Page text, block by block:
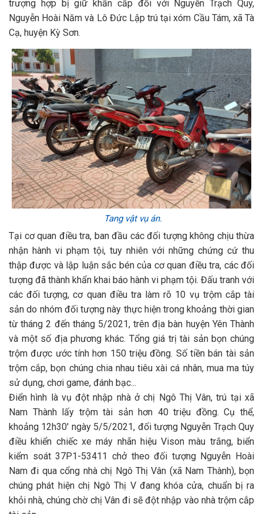
trượng hợp bị giữ khẩn cấp đối với Nguyễn Trạch Quy,
Nguyễn Hoài Năm và Lô Đức Lập trú tại xóm Cầu Tám, xã Tà
Cạ, huyện Kỳ Sơn.
Tang vật vụ án.
Tại cơ quan điều tra, ban đầu các đối tượng không chịu thừa
nhận hành vi phạm tội, tuy nhiên với những chứng cứ thu
thập được và lập luận sắc bén của cơ quan điều tra, các đối
tượng đã thành khẩn khai báo hành vi phạm tội. Đấu tranh với
các đối tượng, cơ quan điều tra làm rõ 10 vụ trộm cắp tài
sản do nhóm đối tượng này thực hiện trong khoảng thời gian
từ tháng 2 đến tháng 5/2021, trên địa bàn huyện Yên Thành
và một số địa phương khác. Tổng giá trị tài sản bọn chúng
trộm được ước tính hơn 150 triệu đồng. Số tiền bán tài sản
trộm cắp, bọn chúng chia nhau tiêu xài cá nhân, mua ma túy
sử dụng, chơi game, đánh bạc...
Điển hình là vụ đột nhập nhà ở chị Ngô Thị Vân, trú tại xã
Nam Thành lấy trộm tài sản hơn 40 triệu đồng. Cụ thể,
khoảng 12h30' ngày 5/5/2021, đối tượng Nguyễn Trạch Quy
điều khiển chiếc xe máy nhãn hiệu Vison màu trắng, biển
kiểm soát 37P1-53411 chở theo đối tượng Nguyễn Hoài
Nam đi qua cổng nhà chị Ngô Thị Vân (xã Nam Thành), bọn
chúng phát hiện chị Ngô Thị V đang khóa cửa, chuẩn bị ra
khỏi nhà, chúng chờ chị Vân đi sẽ đột nhập vào nhà trộm cắp